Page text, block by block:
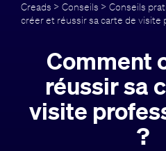
Offres
À propos
Guide
Creads > Conseils > Conseils
créer et réussir sa carte de visite
Comment
réussir sa
visite
?